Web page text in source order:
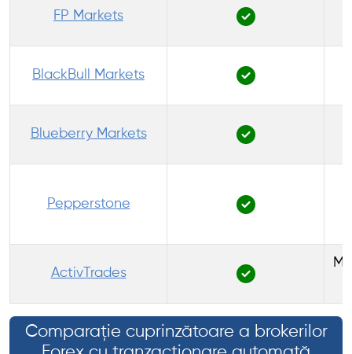
FP Markets
BlackBull Markets
Blueberry Markets
Pepperstone
ActivTrades
Comparație cuprinzătoare a brokerilor